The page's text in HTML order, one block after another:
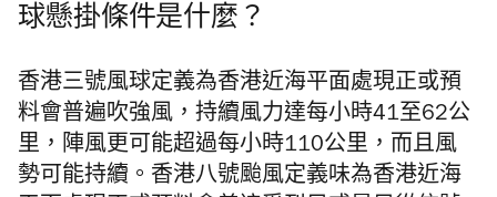
球懸掛條件是什麼？
香港三號風球定義為香港近海平面處現正或預
料會普遍吹強風，持續風力達每小時41至62公
里，陣風更可能超過每小時110公里，而且風
勢可能持續。香港八號颱風定義味為香港近海